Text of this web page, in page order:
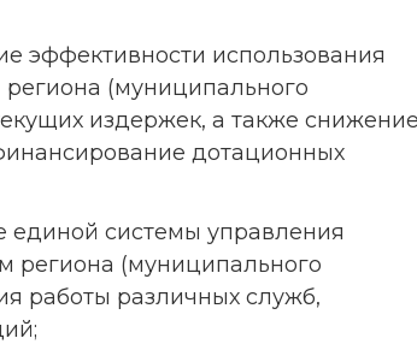
эффективности использования
(муниципального
издержек, а также снижение
дотационных
единой системы управления
региона (муниципального
работы различных служб,